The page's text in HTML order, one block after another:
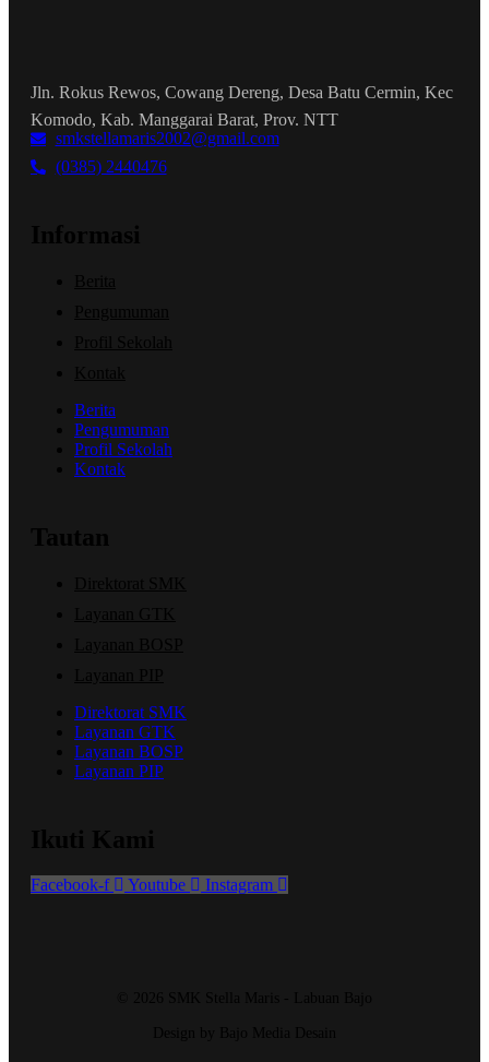
Jln. Rokus Rewos, Cowang Dereng, Desa Batu Cermin, Kec
Komodo, Kab. Manggarai Barat, Prov. NTT
smkstellamaris2002@gmail.com
(0385) 2440476
Berita
Pengumuman
Profil Sekolah
Kontak
Direktorat SMK
Layanan GTK
Layanan BOSP
Layanan PIP
Facebook-f Youtube Instagram